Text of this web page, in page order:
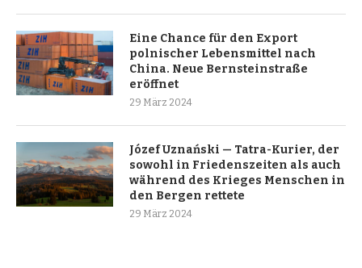
Eine Chance für den Export
polnischer Lebensmittel nach
China. Neue Bernsteinstraße
eröffnet
29 März 2024
Józef Uznański — Tatra-Kurier, der
sowohl in Friedenszeiten als auch
während des Krieges Menschen in
den Bergen rettete
29 März 2024